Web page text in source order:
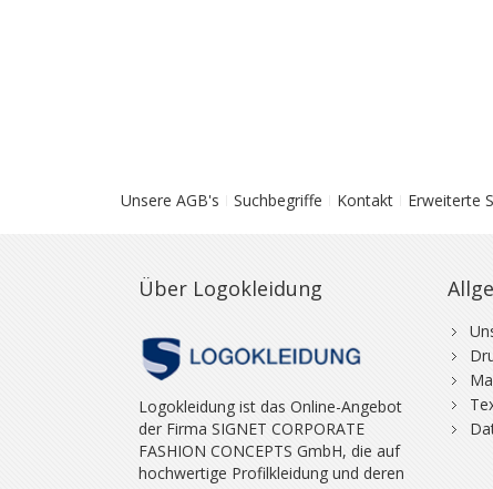
Unsere AGB's Suchbegriffe Kontakt Erweiterte
Über Logokleidung
Logokleidung ist das Online-Angebot
der Firma SIGNET CORPORATE
FASHION CONCEPTS GmbH, die auf
hochwertige Profilkleidung und deren